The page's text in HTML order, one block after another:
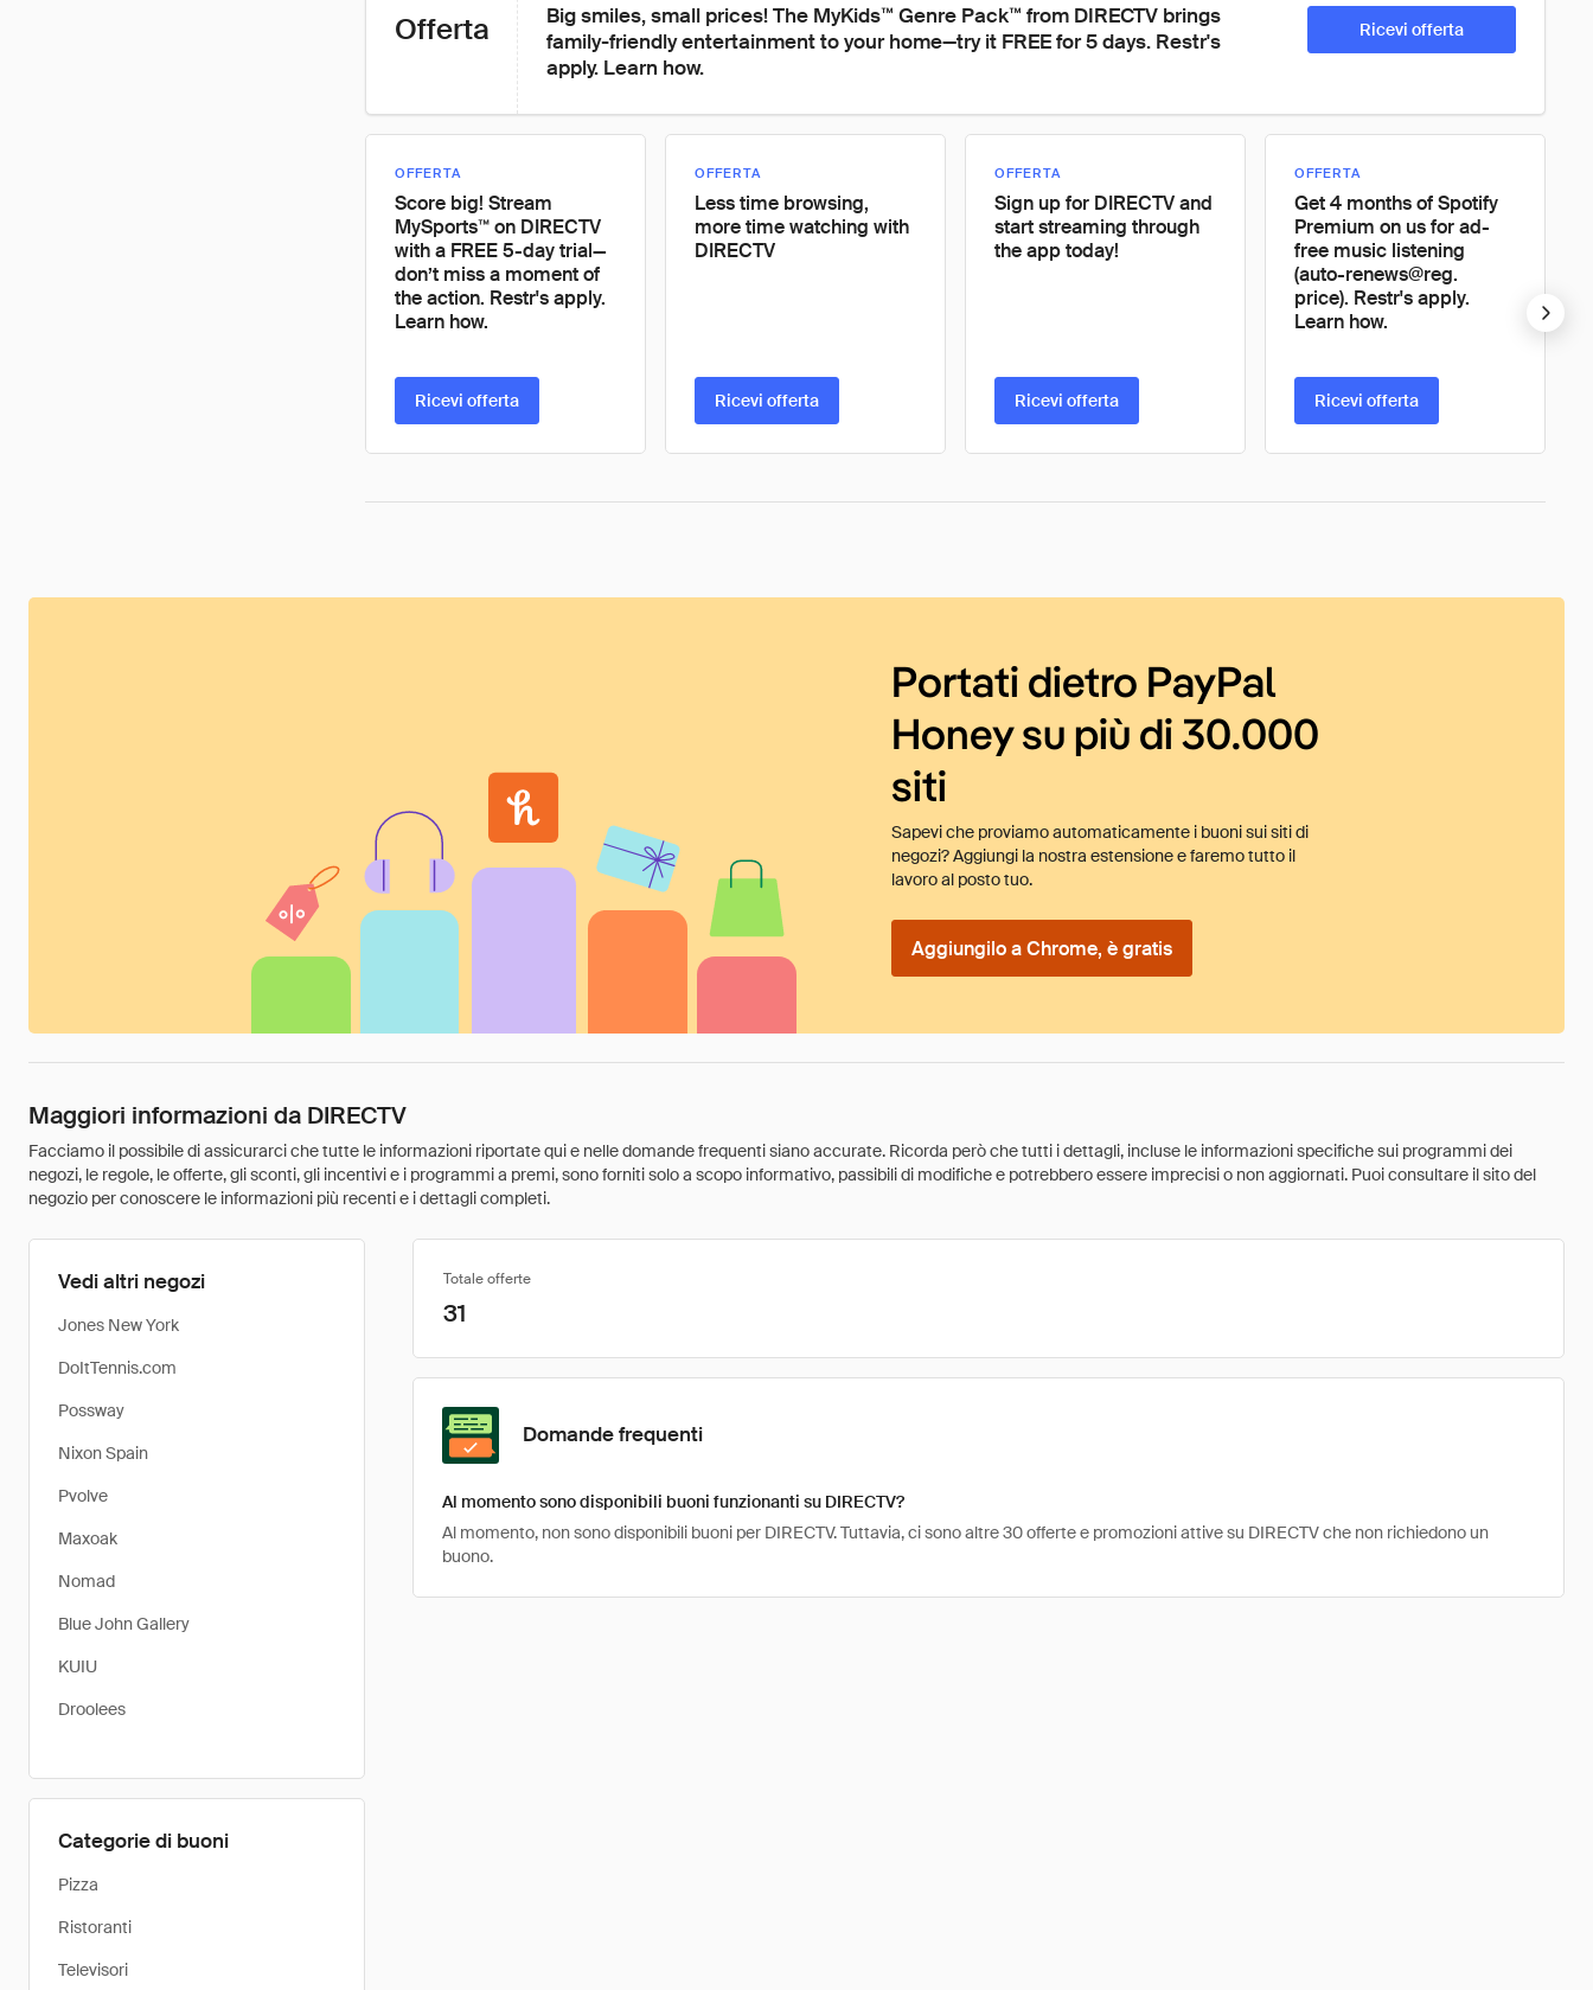
Offerta
Big smiles, small prices! The MyKids™ Genre Pack™ from DIRECTV brings
family-friendly entertainment to your home—try it FREE for 5 days. Restr's
apply. Learn how.
Ricevi offerta
OFFERTA
Score big! Stream
MySports™ on DIRECTV
with a FREE 5-day trial—
don’t miss a moment of
the action. Restr's apply.
Learn how.
Ricevi offerta
OFFERTA
Less time browsing,
more time watching with
DIRECTV
Ricevi offerta
OFFERTA
Sign up for DIRECTV and
start streaming through
the app today!
Ricevi offerta
OFFERTA
Get 4 months of Spotify
Premium on us for ad-
free music listening
(auto-renews@reg.
price). Restr's apply.
Learn how.
Ricevi offerta
Portati dietro PayPal
Honey su più di 30.000
siti
Sapevi che proviamo automaticamente i buoni sui siti di
negozi? Aggiungi la nostra estensione e faremo tutto il
lavoro al posto tuo.
Aggiungilo a Chrome, è gratis
Maggiori informazioni da DIRECTV
Facciamo il possibile di assicurarci che tutte le informazioni riportate qui e nelle domande frequenti siano accurate. Ricorda però che tutti i dettagli, incluse le informazioni specifiche sui programmi dei
negozi, le regole, le offerte, gli sconti, gli incentivi e i programmi a premi, sono forniti solo a scopo informativo, passibili di modifiche e potrebbero essere imprecisi o non aggiornati. Puoi consultare il sito del
negozio per conoscere le informazioni più recenti e i dettagli completi.
Vedi altri negozi
Jones New York
DoItTennis.com
Possway
Nixon Spain
Pvolve
Maxoak
Nomad
Blue John Gallery
KUIU
Droolees
Categorie di buoni
Pizza
Ristoranti
Televisori
Totale offerte
31
Domande frequenti
Al momento sono disponibili buoni funzionanti su DIRECTV?
Al momento, non sono disponibili buoni per DIRECTV. Tuttavia, ci sono altre 30 offerte e promozioni attive su DIRECTV che non richiedono un
buono.